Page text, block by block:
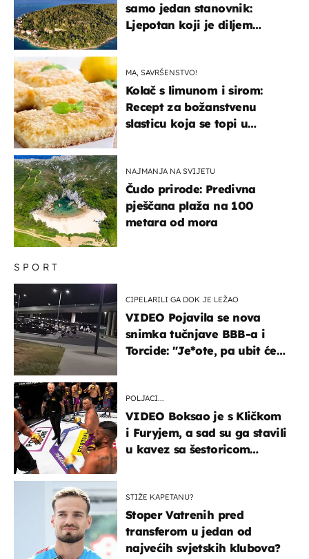
SPORT
CIPELARILI GA DOK JE LEŽAO
VIDEO Pojavila se nova
snimka tučnjave BBB-a i
Torcide: "Je*ote, pa ubit će
POLJACI...
VIDEO Boksao je s Kličkom
i Furyjem, a sad su ga stavili
u kavez sa šestoricom
STIŽE KAPETANU?
Stoper Vatrenih pred
transferom u jedan od
najvećih svjetskih klubova?
samo jedan stanovnik:
Ljepotan koji je diljem
MA, SAVRŠENSTVO!
Kolač s limunom i sirom:
Recept za božanstvenu
slasticu koja se topi u
NAJMANJA NA SVIJETU
Čudo prirode: Predivna
pješčana plaža na 100
metara od mora